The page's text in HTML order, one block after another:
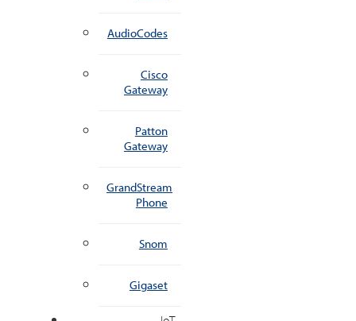
AudioCodes
Cisco
Gateway
Patton
Gateway
GrandStream
Phone
Snom
Gigaset